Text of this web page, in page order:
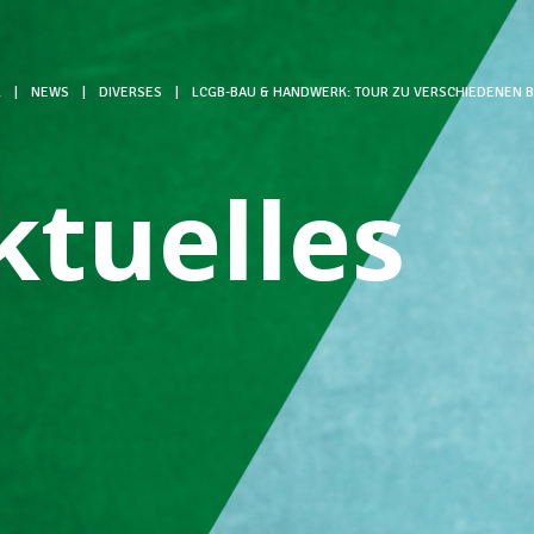
NEWS DIVERSES LCGB-BAU & HANDWERK: TOUR ZU VERSCHIEDENEN